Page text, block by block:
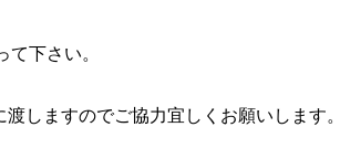
下さい。
しますのでご協力宜しくお願いします。